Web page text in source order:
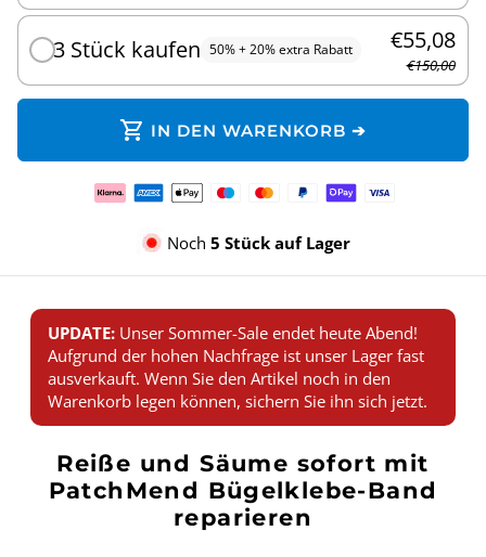
3 Stück kaufen 50% + 20% extra Rabatt €55,08
€150,00
shopping_cart IN DEN WARENKORB ➔
Zahlungsmethoden
Noch 5 Stück auf Lager
UPDATE: Unser Sommer-Sale endet heute Abend!
Aufgrund der hohen Nachfrage ist unser Lager fast
ausverkauft. Wenn Sie den Artikel noch in den
Warenkorb legen können, sichern Sie ihn sich jetzt.
Reiße und Säume sofort mit
PatchMend Bügelklebe-Band
reparieren